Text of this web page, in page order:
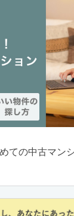
ての中古マン